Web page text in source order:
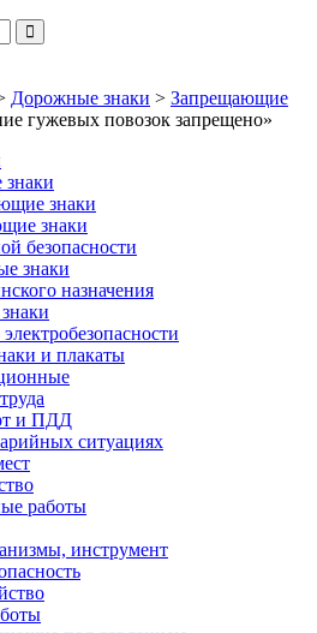
Дорожные знаки > Запрещающие
гужевых повозок запрещено»
знаки
знаки
безопасности
знаки
назначения
и плакаты
и ПДД
ситуациях
работы
инструмент